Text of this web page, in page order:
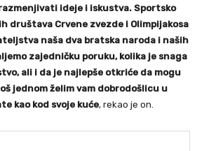
ideje i iskustva. Sportsko
društava Crvene zvezde i Olimpijakosa
naša dva bratska naroda i naših
zajedničku poruku, kolika je snaga
ali i da je najlepše otkriće da mogu
jednom želim vam dobrodošlicu u
kao kod svoje kuće, rekao je on.